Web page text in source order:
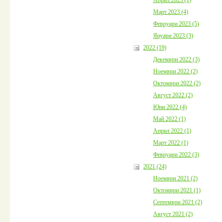
Март 2023 (4)
Февруари 2023 (5)
Януари 2023 (3)
2022 (19)
Декември 2022 (3)
Ноември 2022 (2)
Октомври 2022 (2)
Август 2022 (2)
Юни 2022 (4)
Май 2022 (1)
Април 2022 (1)
Март 2022 (1)
Февруари 2022 (3)
2021 (24)
Ноември 2021 (2)
Октомври 2021 (1)
Септември 2021 (2)
Август 2021 (2)